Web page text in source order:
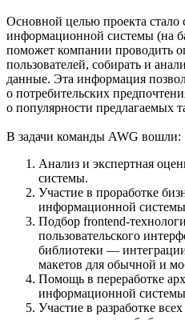
Основной целью проекта стало
информационной системы (на
поможет компании проводить
пользователей, собирать и
данные. Эта информация
о потребительских
о популярности предлагаемых
В задачи команды AWG вошли:
Анализ и экспертная
системы.
Участие в проработке
информационной
Подбор frontend-
пользовательского
библиотеки —
макетов для обычной и
Помощь в переработке
информационной
Участие в разработке